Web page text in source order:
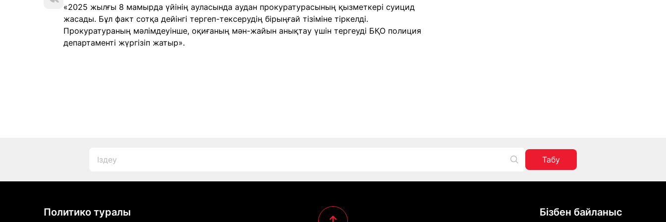
«2025 жылғы 8 мамырда үйінің ауласында аудан прокуратурасының қызметкері суицид
жасады. Бұл факт сотқа дейінгі тергеп-тексерудің бірыңғай тізіміне тіркелді.
Прокуратураның мәлімдеуінше, оқиғаның мән-жайын анықтау үшін тергеуді БҚО полиция
департаменті жүргізіп жатыр».
Табу
Политико туралы Бізбен байланыс